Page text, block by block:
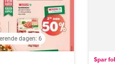
dagen: 6
Spar